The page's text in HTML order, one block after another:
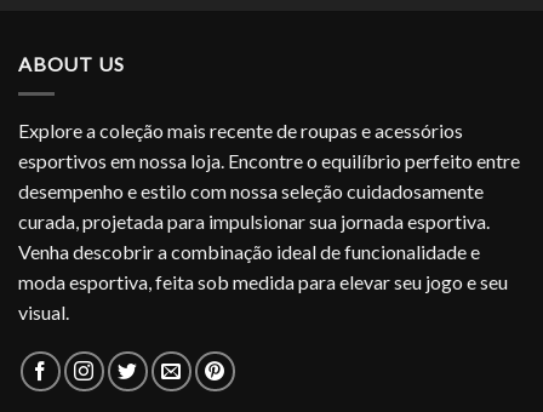
ABOUT US
Explore a coleção mais recente de roupas e acessórios
esportivos em nossa loja. Encontre o equilíbrio perfeito entre
desempenho e estilo com nossa seleção cuidadosamente
curada, projetada para impulsionar sua jornada esportiva.
Venha descobrir a combinação ideal de funcionalidade e
moda esportiva, feita sob medida para elevar seu jogo e seu
visual.